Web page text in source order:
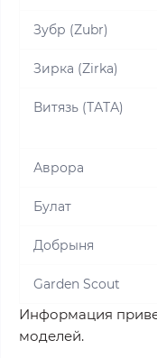
Зубр (Zubr)
Зирка (Zirka)
Витязь (ТАТА)
Аврора
Булат
Добрыня
Garden Scout
Информация
моделей.